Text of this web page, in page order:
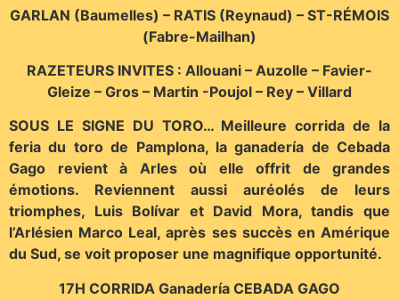
GARLAN (Baumelles) – RATIS (Reynaud) – ST-RÉMOIS
(Fabre-Mailhan)
RAZETEURS INVITES : Allouani – Auzolle – Favier-
Gleize – Gros – Martin -Poujol – Rey – Villard
SOUS LE SIGNE DU TORO… Meilleure corrida de la
feria du toro de Pamplona, la ganadería de Cebada
Gago revient à Arles où elle offrit de grandes
émotions. Reviennent aussi auréolés de leurs
triomphes, Luis Bolívar et David Mora, tandis que
l’Arlésien Marco Leal, après ses succès en Amérique
du Sud, se voit proposer une magnifique opportunité.
17H CORRIDA Ganadería CEBADA GAGO